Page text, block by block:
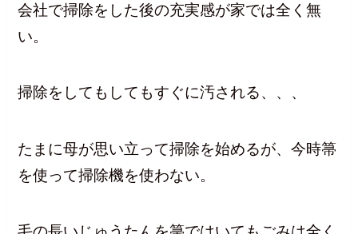
会社で掃除をした後の充実感が家では全く無
い。
掃除をしてもしてもすぐに汚される、、、
たまに母が思い立って掃除を始めるが、今時箒
を使って掃除機を使わない。